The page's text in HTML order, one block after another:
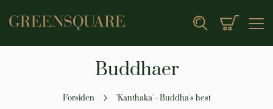
Search Min
Buddhaer
Forsiden 'Kanthaka' - Buddha's hest